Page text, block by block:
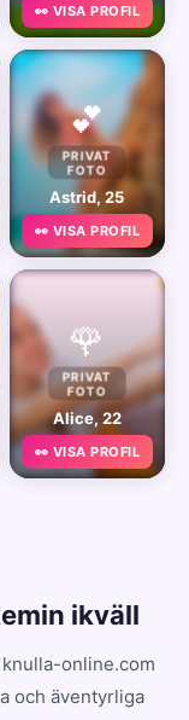
👀 VISA PROFIL
💕
PRIVAT
FOTO
Astrid, 25
👀 VISA PROFIL
🌹
PRIVAT
FOTO
Alice, 22
👀 VISA PROFIL
ikväll
online.com
och äventyrliga